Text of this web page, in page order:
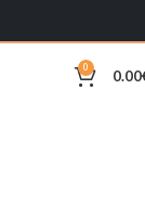
0 0.00